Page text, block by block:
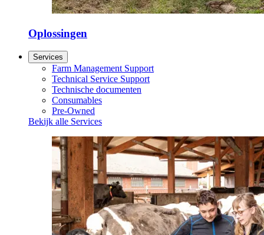
Oplossingen
Services
Farm Management Support
Technical Service Support
Technische documenten
Consumables
Pre-Owned
Bekijk alle Services